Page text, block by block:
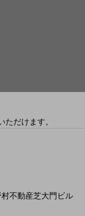
だけます。
不動産芝大門ビル